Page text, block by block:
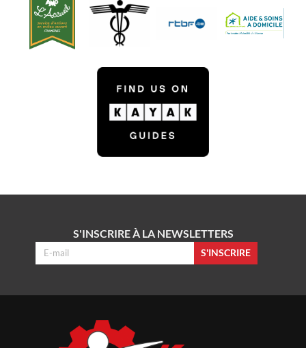
S'INSCRIRE À LA NEWSLETTERS
S'INSCRIRE